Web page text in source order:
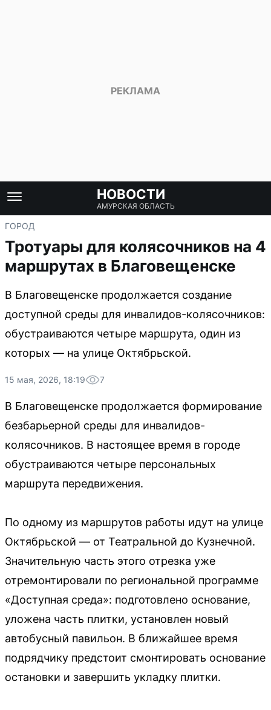
НОВОСТИ
АМУРСКАЯ ОБЛАСТЬ
ГОРОД
Тротуары для колясочников на 4
маршрутах в Благовещенске
В Благовещенске продолжается создание
доступной среды для инвалидов-колясочников:
обустраиваются четыре маршрута, один из
которых — на улице Октябрьской.
15 мая, 2026, 18:19 7
В Благовещенске продолжается формирование
безбарьерной среды для инвалидов-
колясочников. В настоящее время в городе
обустраиваются четыре персональных
маршрута передвижения.
По одному из маршрутов работы идут на улице
Октябрьской — от Театральной до Кузнечной.
Значительную часть этого отрезка уже
отремонтировали по региональной программе
«Доступная среда»: подготовлено основание,
уложена часть плитки, установлен новый
автобусный павильон. В ближайшее время
подрядчику предстоит смонтировать основание
остановки и завершить укладку плитки.